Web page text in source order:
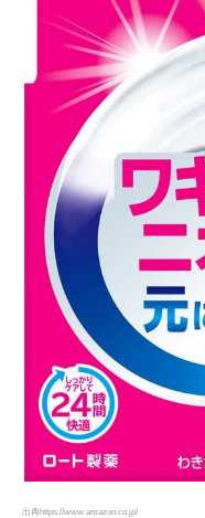
出典https://www.amazon.co.jp/